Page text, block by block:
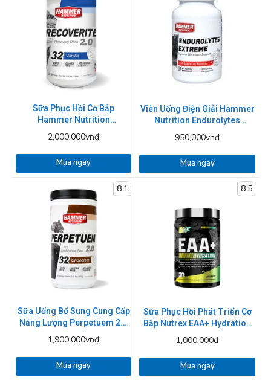
Sữa Phục Hồi Cơ Bắp
Hammer Nutrition
mùi
2,000,000vnđ
Mua ngay
Viên Uống Điện Giải Hammer
Nutrition Endurolytes
950,000vnđ
Mua ngay
8.1
Sữa Uống Bổ Sung Cung Cấp
Năng Lượng Perpetuem 2.0
1,900,000vnđ
Mua ngay
8.5
Sữa Phục Hồi Phát Triển Cơ
Bắp Nutrex EAA+ Hydration
1,000,000₫
Mua ngay